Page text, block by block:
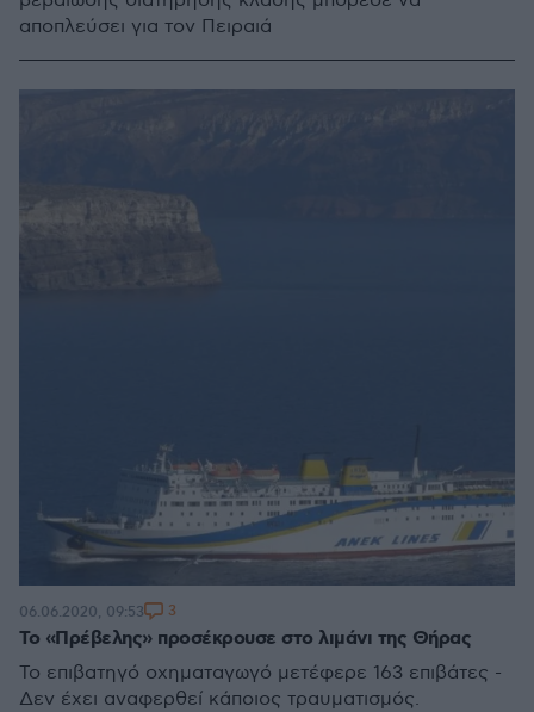
αποπλεύσει για τον Πειραιά
Το «Πρέβελης» προσέκρουσε στο λιμάνι της Θήρας
Το επιβατηγό οχηματαγωγό μετέφερε 163 επιβάτες -
Δεν έχει αναφερθεί κάποιος τραυματισμός.
06.06.2020, 09:53 3